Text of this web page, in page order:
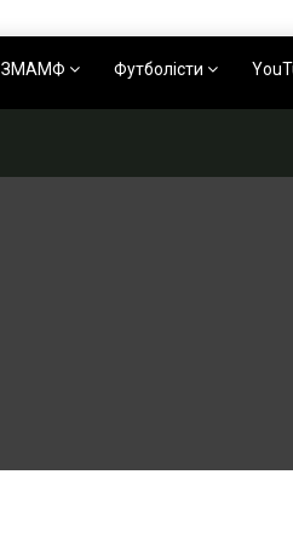
ЗМАМФ Футболісти